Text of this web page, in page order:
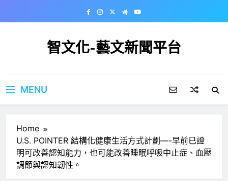
智文化-藝文新聞平台
MENU
Home
U.S. POINTER 結構化健康生活方式計劃—-早前已證
明可改善認知能力，也可能改善睡眠呼吸中止症、血壓
調節與認知韌性。